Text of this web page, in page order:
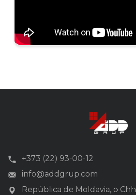
+373 (22) 93-00-12
info@addgrup.com
República de Moldavia, o